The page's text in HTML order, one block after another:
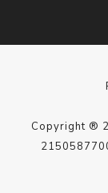
Copyright ®